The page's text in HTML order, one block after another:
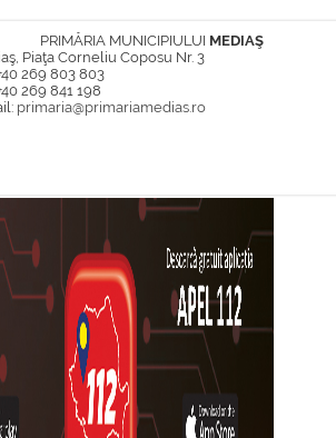
PRIMĂRIA MUNICIPIULUI MEDIAŞ
Piaţa Corneliu Coposu Nr. 3
269 803 803
269 841 198
primaria@primariamedias.ro